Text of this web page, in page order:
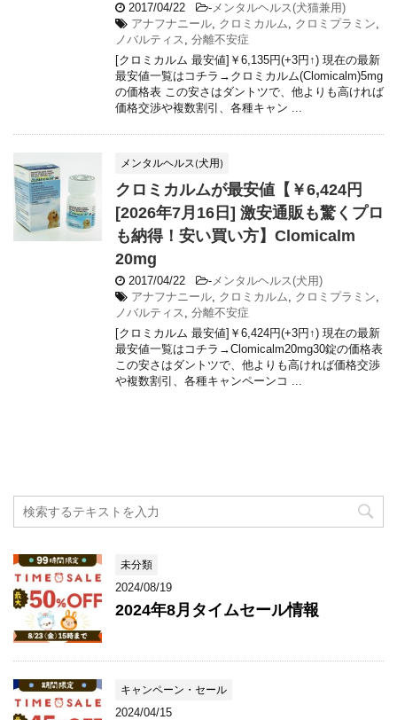
2017/04/22 -メンタルヘルス(犬猫兼用)
アナフナニール, クロミカルム, クロミプラミン,
ノバルティス , 分離不安症
[クロミカルム 最安値]￥6,135円(+3円↑) 現在の最新
最安値一覧はコチラ→クロミカルム(Clomicalm)5mg
の価格表 この安さはダントツで、他よりも高ければ
価格交渉や複数割引、各種キャン ...
メンタルヘルス(犬用)
クロミカルムが最安値【￥6,424円
[2026年7月16日] 激安通販も驚くプロ
も納得！安い買い方】Clomicalm
20mg
2017/04/22 -メンタルヘルス(犬用)
アナフナニール, クロミカルム, クロミプラミン,
ノバルティス , 分離不安症
[クロミカルム 最安値]￥6,424円(+3円↑) 現在の最新
最安値一覧はコチラ→Clomicalm20mg30錠の価格表
この安さはダントツで、他よりも高ければ価格交渉
や複数割引、各種キャンペーンコ ...
未分類
2024/08/19
2024年8月タイムセール情報
キャンペーン・セール
2024/04/15